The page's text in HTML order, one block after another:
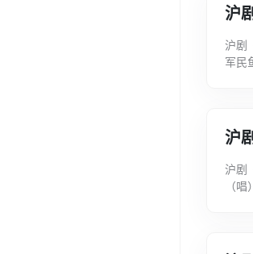
沪
沪剧
军民
沪
沪剧
（